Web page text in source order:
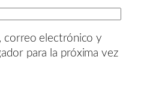
correo electrónico y
para la próxima vez